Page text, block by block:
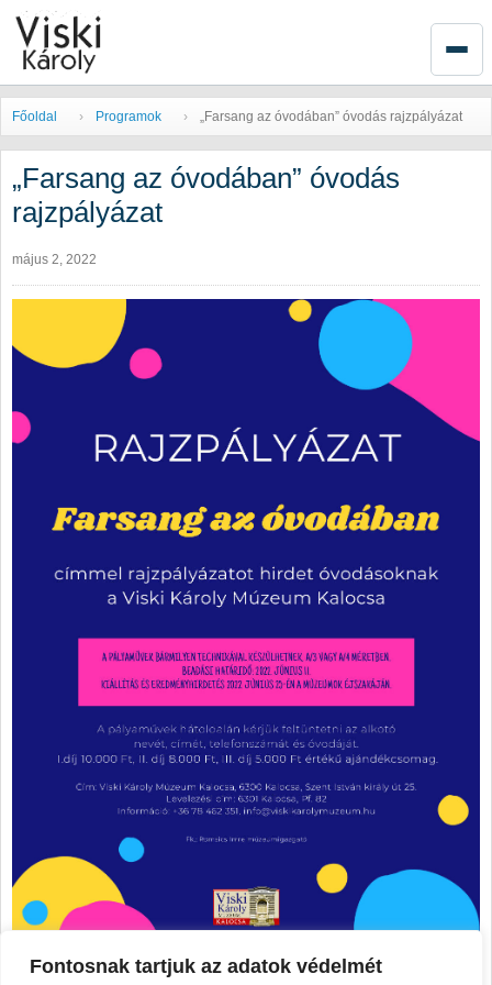
Fontosnak tartjuk az adatok védelmét
Főoldal Programok „Farsang az óvodában” óvodás rajzpályázat
„Farsang az óvodában” óvodás
rajzpályázat
május 2, 2022